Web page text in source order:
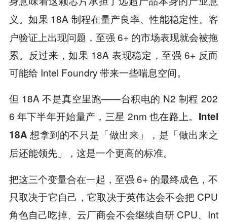
义。如果 18A 制程在量产良率、性能稳定性、客
户验证上出现问题，至强 6+ 的市场表现就会被拖
累。反过来，如果 18A 表现稳定，至强 6+ 反而
可能给 Intel Foundry 带来一些喘息空间。
但 18A 不是真空里跑——台积电的 N2 制程 202
6 年下半年开始量产，三星 2nm 也在路上。 Intel
18A 想拿到的不只是「做出来」，是「做出来之
后还能领先」， 这是一个更高的标准。
把这三个变量合在一起，至强 6+ 的最终成色，不
只取决于它自己，它取决于英伟达会不会把 CPU
角色自己吃掉、云厂商会不会继续自研 CPU、Int